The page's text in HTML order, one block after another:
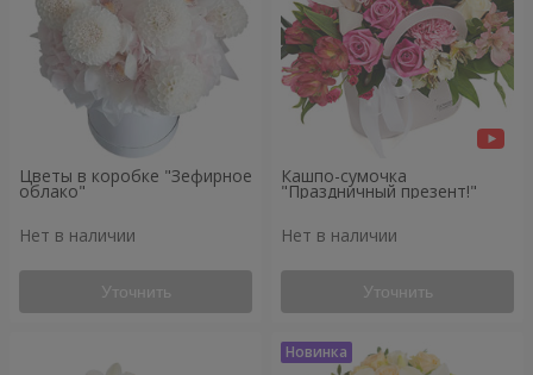
Цветы в коробке "Зефирное
облако"
Нет в наличии
Уточнить
Кашпо-сумочка
"Праздничный презент!"
Нет в наличии
Уточнить